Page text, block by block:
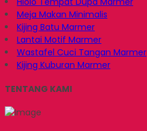
Meja Makan Minimalis
Kijing Batu Marmer
Lantai Motif Marmer
Wastafel Cuci Tangan Marmer
Kijing Kuburan Marmer
TENTANG KAMI